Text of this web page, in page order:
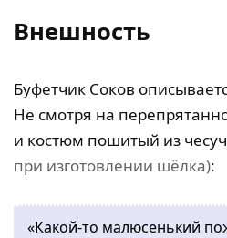
Внешность
Буфетчик Соков
Не смотря на
и костюм пошитый из
при изготовлении шёлка):
«Какой-то малюсенький